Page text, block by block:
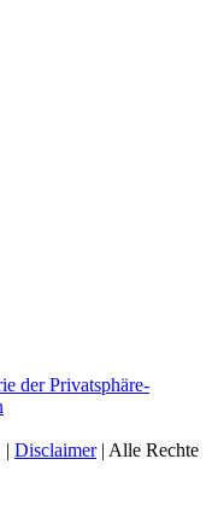
der Privatsphäre-
| Disclaimer| Alle Rechte